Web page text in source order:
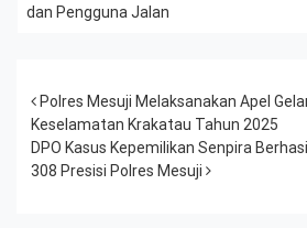
dan Pengguna Jalan
Post navigation
Polres Mesuji Melaksanakan Apel
Keselamatan Krakatau Tahun 2025
DPO Kasus Kepemilikan Senpira
308 Presisi Polres Mesuji